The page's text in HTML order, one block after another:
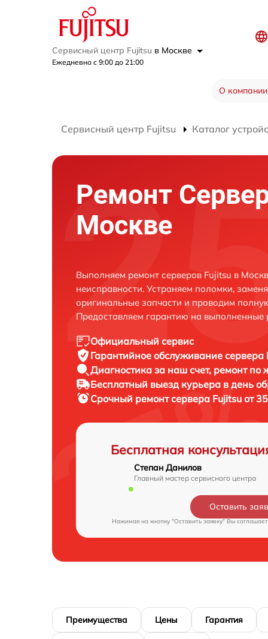
Сервисный центр Fujitsu в Москве
Ежедневно с 9:00 до 21:00
О компании
Сервисный центр Fujitsu Каталог
Ремонт
Москве
Выполняем ремонт серверов Fujitsu в
неисправности. Устраняем поломки,
оригинальные запчасти и проводим
Предоставляем гарантию на выполненные
Официальный сервис
Гарантийное обслуживание сервера
Диагностика за наш счет, ремонт по
Бесплатный выезд курьера в день
Срочный ремонтсервера Fujitsu от
Бесплатная
Степан Данилов
Главный мастер сервисного центра
Оставить
Нажимая на кнопку "Оставить заявку" Вы
Преимущества Цены Гарантия